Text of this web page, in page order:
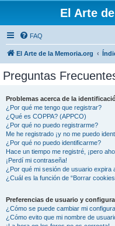
El Arte
FAQ
El Arte de la Memoria.org
Preguntas
Problemas acerca de la
¿Por qué me tengo que registrar?
¿Qué es COPPA? (APPCO)
¿Por qué no puedo registrarme?
Me he registrado ¡y no me puedo
¿Por qué no puedo identificarme?
Hace un tiempo me registré, ¡pero
¡Perdí mi contraseña!
¿Por qué mi sesión de usuario expira
¿Cuál es la función de “Borrar
Preferencias de usuario y
¿Cómo se puede cambiar mi
¿Cómo evito que mi nombre de